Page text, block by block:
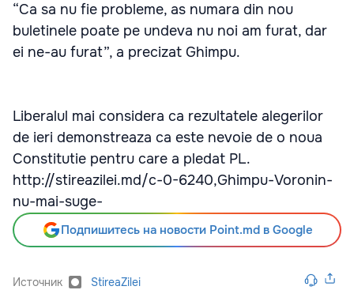
“Ca sa nu fie probleme, as numara din nou
buletinele poate pe undeva nu noi am furat, dar
ei ne-au furat”, a precizat Ghimpu.
Liberalul mai considera ca rezultatele alegerilor
de ieri demonstreaza ca este nevoie de o noua
Constitutie pentru care a pledat PL.
http://stireazilei.md/c-0-6240,Ghimpu-Voronin-
nu-mai-suge-
Подпишитесь на новости Point.md в Google
Источник StireaZilei